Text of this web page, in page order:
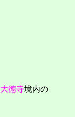
大徳寺境内の